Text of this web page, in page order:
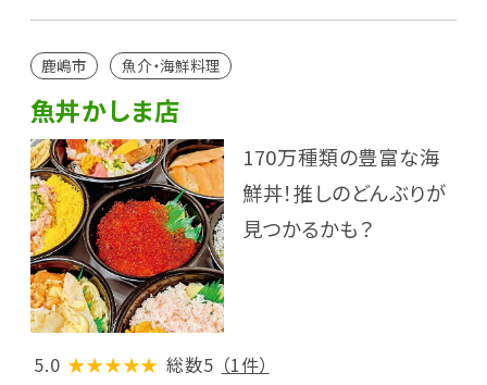
鹿嶋市 魚介・海鮮料理
魚丼かしま店
170万種類の豊富な海
鮮丼！推しのどんぶりが
見つかるかも？
5.0 ★★★★★ 総数5 （1件）